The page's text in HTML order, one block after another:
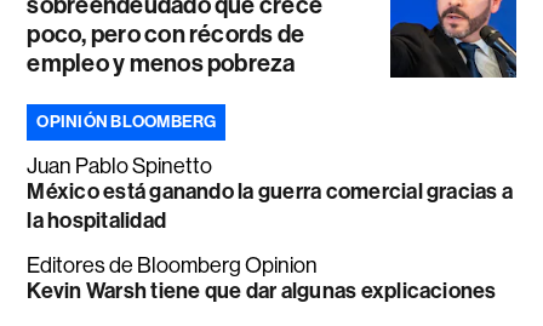
poco, pero con récords de
empleo y menos pobreza
OPINIÓN BLOOMBERG
Juan Pablo Spinetto
México está ganando la guerra comercial gracias a
la hospitalidad
Editores de Bloomberg Opinion
Kevin Warsh tiene que dar algunas explicaciones